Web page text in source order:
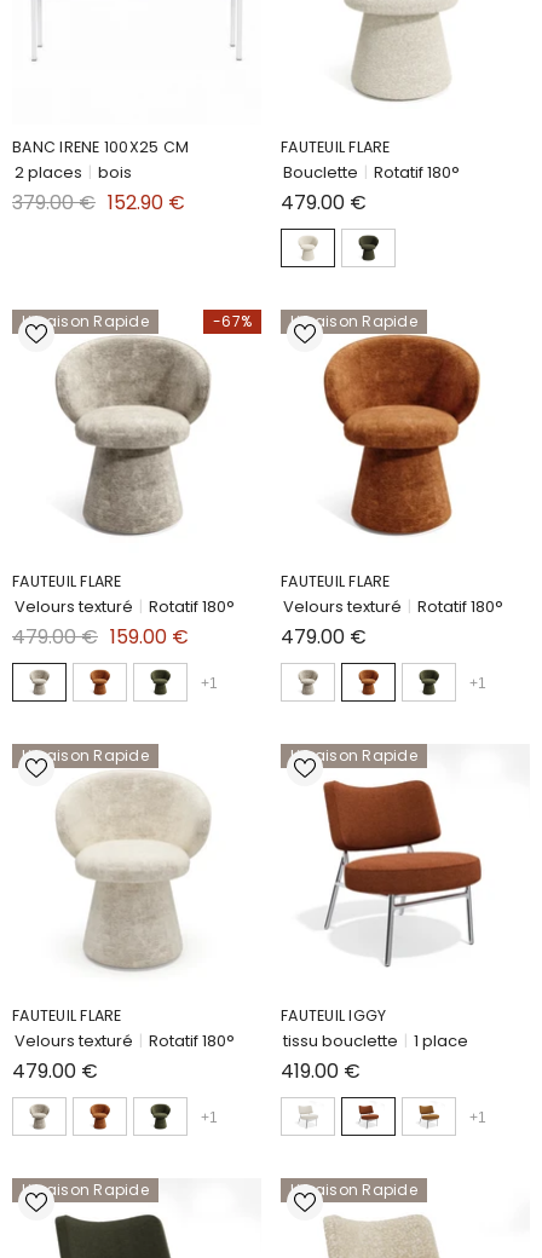
BANC IRENE 100X25 CM
2 places | bois
379.00 € 152.90 €
FAUTEUIL FLARE
Bouclette | Rotatif 180°
479.00 €
-67%
Livraison Rapide
FAUTEUIL FLARE
Velours texturé | Rotatif 180°
479.00 € 159.00 €
+1
Livraison Rapide
FAUTEUIL FLARE
Velours texturé | Rotatif 180°
479.00 €
+1
Livraison Rapide
FAUTEUIL FLARE
Velours texturé | Rotatif 180°
479.00 €
+1
Livraison Rapide
FAUTEUIL IGGY
tissu bouclette | 1 place
419.00 €
+1
Livraison Rapide Livraison Rapide